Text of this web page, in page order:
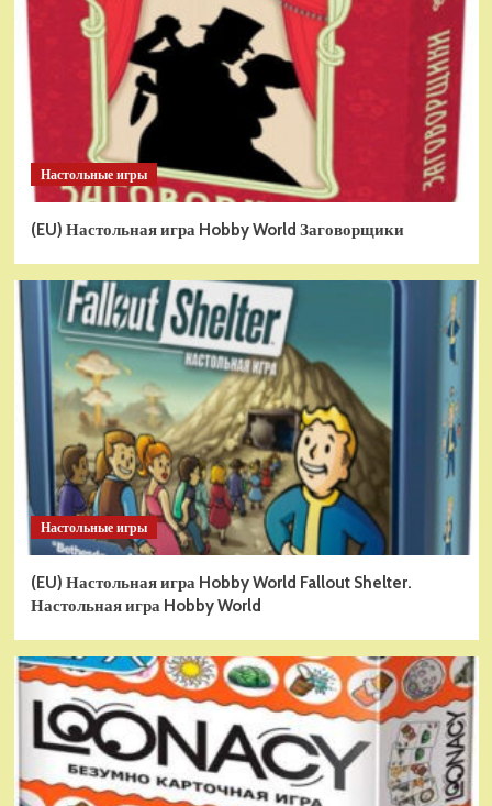
Настольные игры
(EU) Настольная игра Hobby World Заговорщики
Настольные игры
(EU) Настольная игра Hobby World Fallout Shelter.
Настольная игра Hobby World